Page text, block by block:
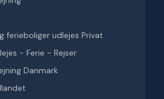
ferieboliger udlejes Privat
- Ferie - Rejser
Danmark